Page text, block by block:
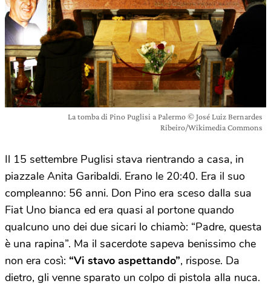
La tomba di Pino Puglisi a Palermo © José Luiz Bernardes
Ribeiro/Wikimedia Commons
Il 15 settembre Puglisi stava rientrando a casa, in
piazzale Anita Garibaldi. Erano le 20:40. Era il suo
compleanno: 56 anni. Don Pino era sceso dalla sua
Fiat Uno bianca ed era quasi al portone quando
qualcuno uno dei due sicari lo chiamò: “Padre, questa
è una rapina”. Ma il sacerdote sapeva benissimo che
non era così: “Vi stavo aspettando”, rispose. Da
dietro, gli venne sparato un colpo di pistola alla nuca.